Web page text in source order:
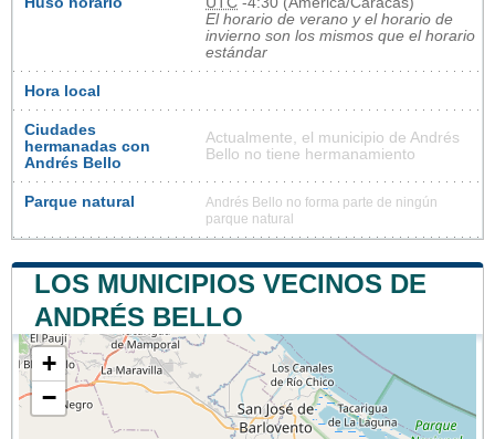
El horario de verano y el horario de
invierno son los mismos que el horario
estándar
Hora local
Ciudades
hermanadas con
Andrés Bello
Actualmente, el municipio de Andrés
Bello no tiene hermanamiento
Parque natural
Andrés Bello no forma parte de ningún
parque natural
LOS MUNICIPIOS VECINOS DE
ANDRÉS BELLO
+
−